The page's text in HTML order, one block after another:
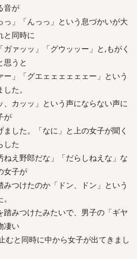
音が
っ」「んっっ」という息づかいが大
と同時に
ァッッ」「グウッッー」と,もがく
思うと
ー」「グエェェェェェェー」という
た。
、カッッ」という声にならない声に
が
ました。「なに」と上の女子が聞く
した
ねえ野郎だな」「だらしねえな」な
女子が
つけたのか「ドン、ドン」という
踏みつけたみたいで、男子の「ギヤ
凄い
むと同時に中から女子が出てきまし